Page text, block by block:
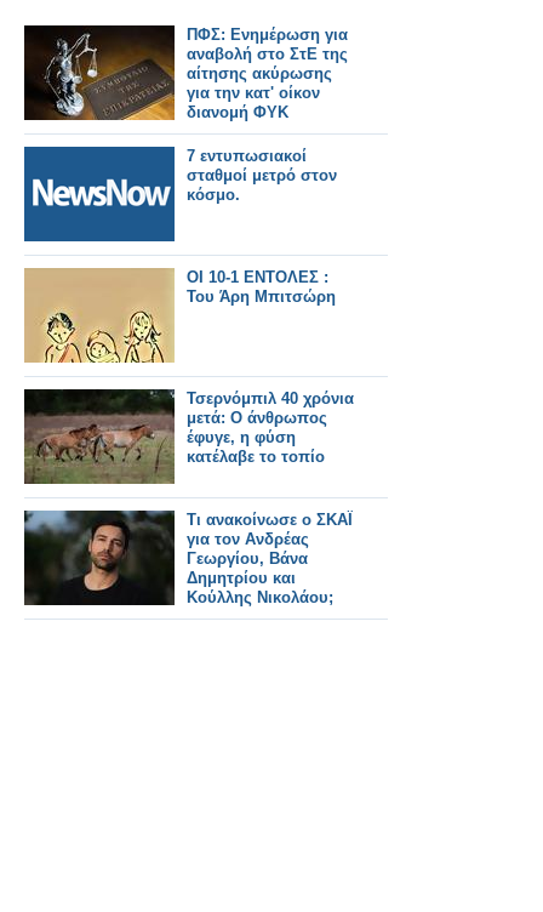
ΠΦΣ: Ενημέρωση για
αναβολή στο ΣτΕ της
αίτησης ακύρωσης
για την κατ' οίκον
διανομή ΦΥΚ
7 εντυπωσιακοί
σταθμοί μετρό στον
κόσμο.
ΟΙ 10-1 ΕΝΤΟΛΕΣ :
Του Άρη Μπιτσώρη
Τσερνόμπιλ 40 χρόνια
μετά: Ο άνθρωπος
έφυγε, η φύση
κατέλαβε το τοπίο
Τι ανακοίνωσε ο ΣΚΑΪ
για τον Ανδρέας
Γεωργίου, Βάνα
Δημητρίου και
Κούλλης Νικολάου;